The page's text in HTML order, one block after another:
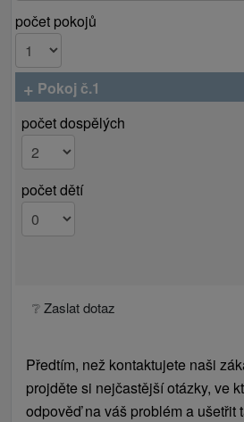
počet pokojů
+ Pokoj č.1
počet dospělých
počet dětí
❔ Zaslat dotaz
Předtím, než kontaktujete naši
projděte si nejčastější otázky, ve
odpověď na váš problém a ušetřit